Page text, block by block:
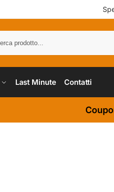
Last Minute Contatti